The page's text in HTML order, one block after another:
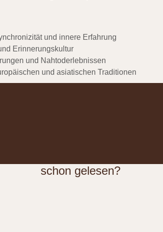
und innere Erfahrung
Erinnerungskultur
und Nahtoderlebnissen
und asiatischen Traditionen
schon gelesen?